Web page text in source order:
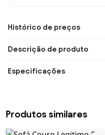
Histórico de preços
Descrição de produto
Especificações
Produtos similares